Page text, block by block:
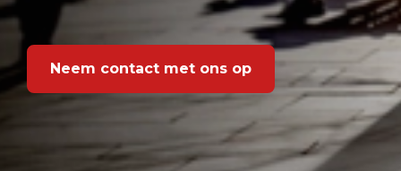
Neem contact met ons op